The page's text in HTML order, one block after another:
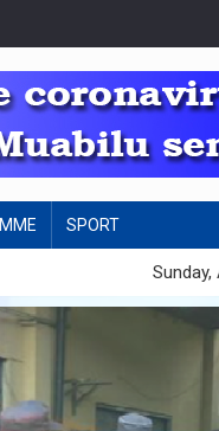
SPORT
Sunday,